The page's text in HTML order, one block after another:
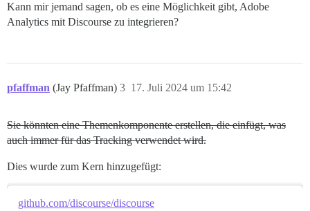
Kann mir jemand sagen, ob es eine Möglichkeit gibt, Adobe
Analytics mit Discourse zu integrieren?
pfaffman (Jay Pfaffman) 17. Juli 2024 um 15:42
3
Sie könnten eine Themenkomponente erstellen, die einfügt, was
auch immer für das Tracking verwendet wird.
Dies wurde zum Kern hinzugefügt:
github.com/discourse/discourse